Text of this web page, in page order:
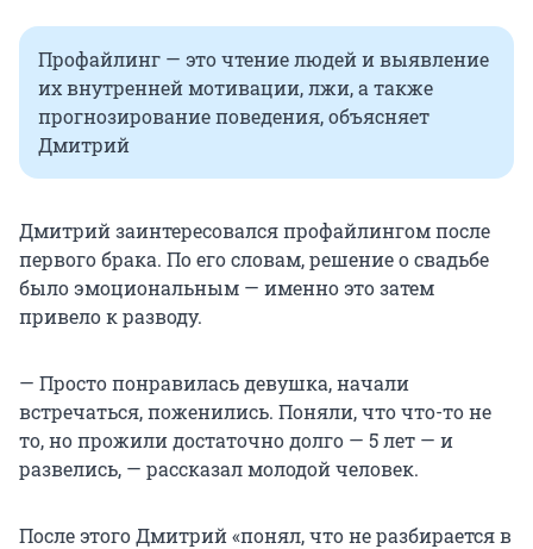
Профайлинг — это чтение людей и выявление
их внутренней мотивации, лжи, а также
прогнозирование поведения, объясняет
Дмитрий
Дмитрий заинтересовался профайлингом после
первого брака. По его словам, решение о свадьбе
было эмоциональным — именно это затем
привело к разводу.
— Просто понравилась девушка, начали
встречаться, поженились. Поняли, что что-то не
то, но прожили достаточно долго — 5 лет — и
развелись, — рассказал молодой человек.
После этого Дмитрий «понял, что не разбирается в